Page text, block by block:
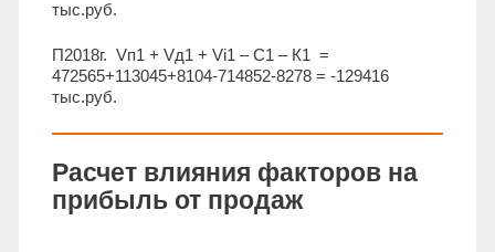
тыс.руб.
П2018г. Vп1 + Vд1 + Vi1 – С1 – К1 =
472565+113045+8104-714852-8278 = -129416
тыс.руб.
Расчет влияния факторов на
прибыль от продаж